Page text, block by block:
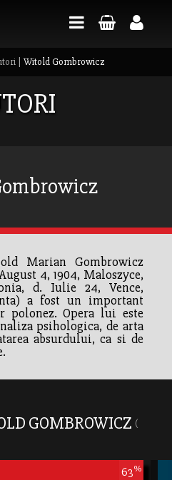
Witold Gombrowicz
Marian Gombrowicz
4, 1904, Maloszyce,
d. Iulie 24, Vence,
a fost un important
polonez. Opera lui este
psihologica, de arta
absurdului, ca si de
GOMBROWICZ (
63%